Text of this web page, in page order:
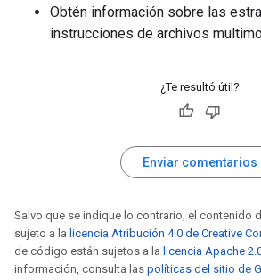
Obtén información sobre las
instrucciones de archivos
¿Te resultó útil?
Enviar comentarios
Salvo que se indique lo contrario, el contenido
sujeto a la licencia Atribución 4.0 de Creative
de código están sujetos a la licencia Apache
información, consulta las políticas del sitio de